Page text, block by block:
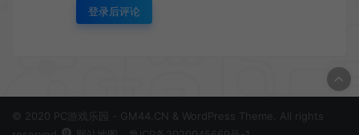
登录后评论
© 2020 PC游戏乐园 - GM44.CN & WordPress Theme. All rights